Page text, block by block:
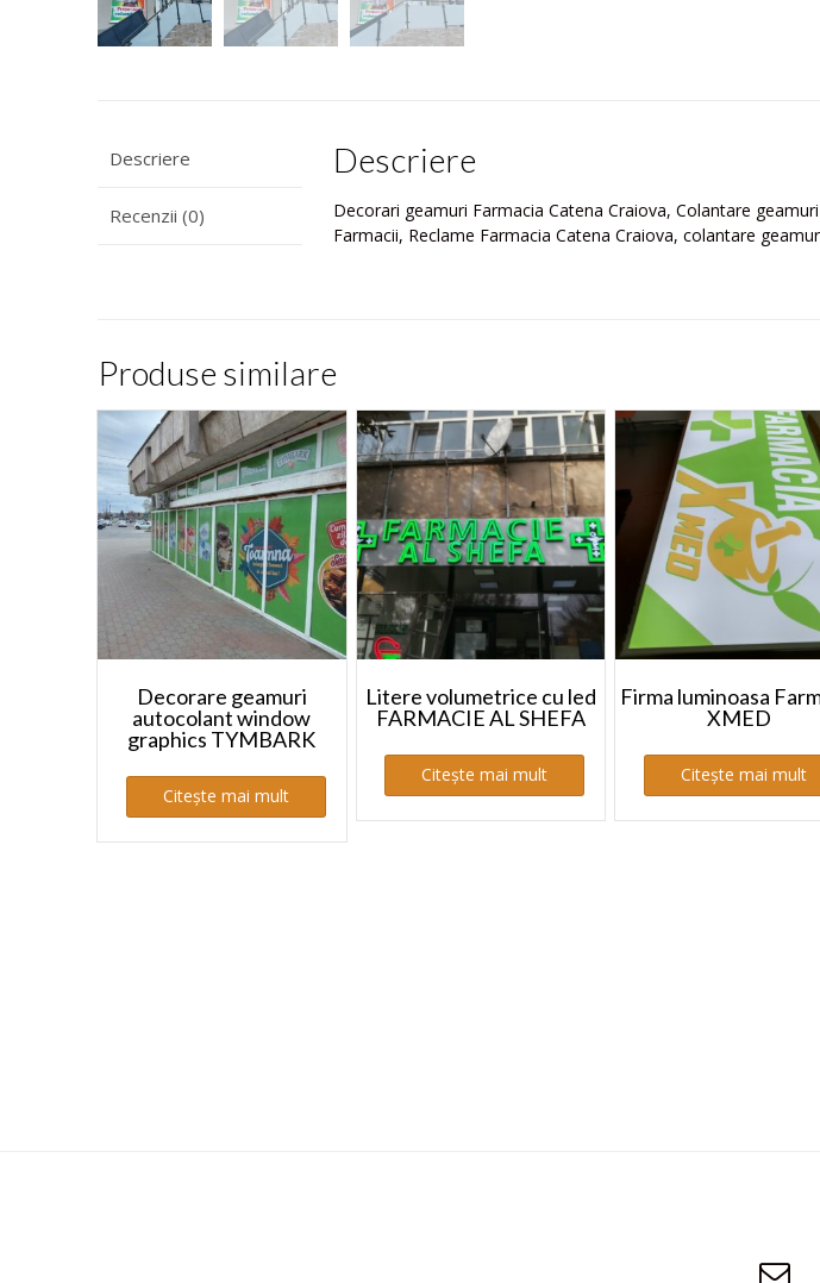
Descriere
Recenzii (0)
Descriere
Decorari geamuri Farmacia Catena Craiova, Colantare
Farmacii, Reclame Farmacia Catena Craiova, colantare
Produse similare
Decorare geamuri
autocolant window
graphics TYMBARK
Citește mai mult
Litere volumetrice cu led
FARMACIE AL SHEFA
Citește mai mult
Firma luminoasa
XMED
Citește mai mult